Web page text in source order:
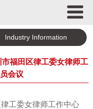
Industry Information
福田区律工委女律师工
会议
工委女律师工作中心